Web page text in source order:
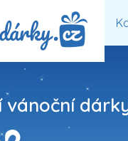
vánoční